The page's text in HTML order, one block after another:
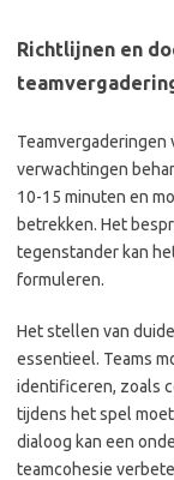
Richtlijnen en
verwachtingen
10-15 minuten en
betrekken. Het
tegenstander kan
formuleren.
Het stellen van
essentieel. Teams
identificeren, zoals
tijdens het spel
dialoog kan een
teamcohesie